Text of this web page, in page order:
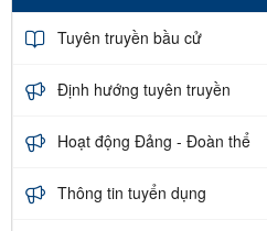
Tuyên truyền bầu cử
Định hướng tuyên truyền
Hoạt động Đảng - Đoàn thể
Thông tin tuyển dụng